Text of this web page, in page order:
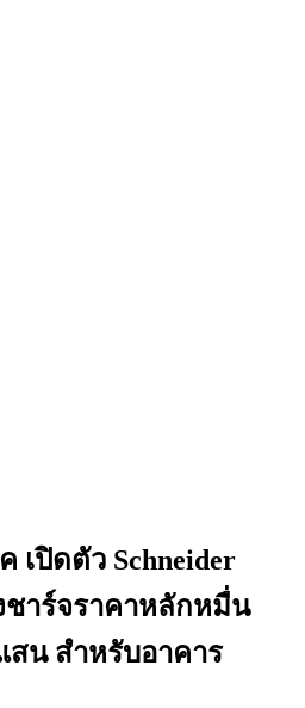
เปิดตัว Schneider
ชาร์จราคาหลักหมื่น
น สำหรับอาคาร